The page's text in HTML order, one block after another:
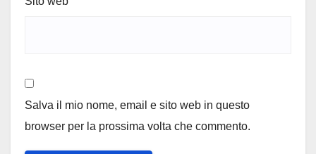
Salva il mio nome, email e sito web in questo
browser per la prossima volta che commento.